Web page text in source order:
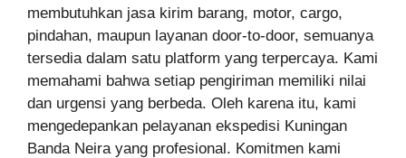
membutuhkan jasa kirim barang, motor, cargo,
pindahan, maupun layanan door-to-door, semuanya
tersedia dalam satu platform yang terpercaya. Kami
memahami bahwa setiap pengiriman memiliki nilai
dan urgensi yang berbeda. Oleh karena itu, kami
mengedepankan pelayanan ekspedisi Kuningan
Banda Neira yang profesional. Komitmen kami